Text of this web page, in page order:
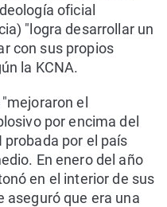
oficial
"logra desarrollar un
con sus propios
la KCNA.
el
por encima del
por el país
En enero del año
en el interior de sus
aseguró que era una